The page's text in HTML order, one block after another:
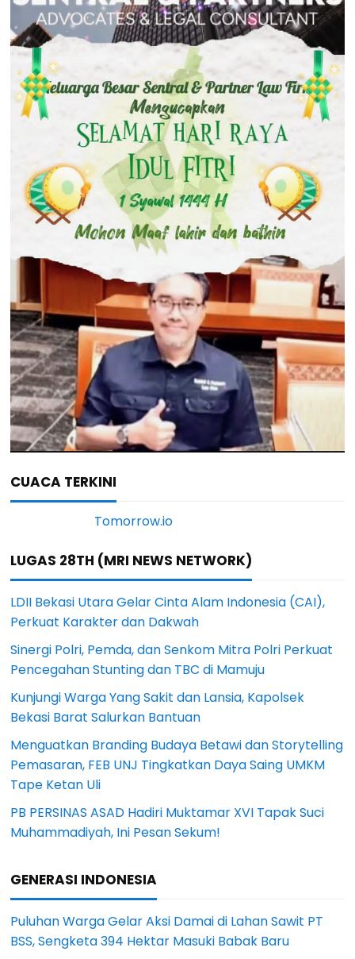
CUACA TERKINI
LUGAS 28TH (MRI NEWS NETWORK)
LDII Bekasi Utara Gelar Cinta Alam Indonesia (CAI),
Perkuat Karakter dan Dakwah
Sinergi Polri, Pemda, dan Senkom Mitra Polri Perkuat
Pencegahan Stunting dan TBC di Mamuju
Kunjungi Warga Yang Sakit dan Lansia, Kapolsek
Bekasi Barat Salurkan Bantuan
Menguatkan Branding Budaya Betawi dan Storytelling
Pemasaran, FEB UNJ Tingkatkan Daya Saing UMKM
Tape Ketan Uli
PB PERSINAS ASAD Hadiri Muktamar XVI Tapak Suci
Muhammadiyah, Ini Pesan Sekum!
GENERASI INDONESIA
Puluhan Warga Gelar Aksi Damai di Lahan Sawit PT
BSS, Sengketa 394 Hektar Masuki Babak Baru